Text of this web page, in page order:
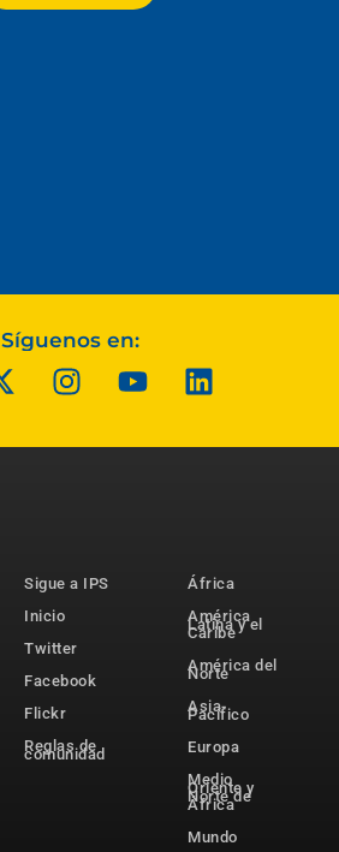
Síguenos en:
Sigue a IPS
Inicio
Twitter
Facebook
Flickr
Reglas de
comunidad
África
América
Latina y el
Caribe
América del
Norte
Asia-
Pacífico
Europa
Medio
Oriente y
Norte de
África
Mundo